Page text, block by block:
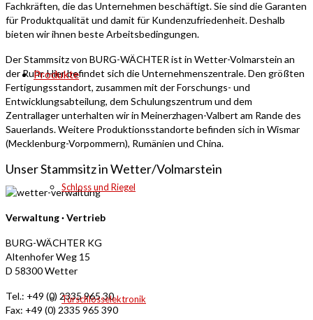
Produkte
Schloss und Riegel
Türschlosselektronik
Fachkräften, die das Unternehmen beschäftigt. Sie sind die Garanten
für Produktqualität und damit für Kundenzufriedenheit. Deshalb
bieten wir ihnen beste Arbeitsbedingungen.
Der Stammsitz von BURG-WÄCHTER ist in Wetter-Volmarstein an
der Ruhr. Hier befindet sich die Unternehmenszentrale. Den größten
Fertigungsstandort, zusammen mit der Forschungs- und
Entwicklungsabteilung, dem Schulungszentrum und dem
Zentrallager unterhalten wir in Meinerzhagen-Valbert am Rande des
Sauerlands. Weitere Produktionsstandorte befinden sich in Wismar
(Mecklenburg-Vorpommern), Rumänien und China.
Unser Stammsitz in Wetter/Volmarstein
Verwaltung · Vertrieb
BURG-WÄCHTER KG
Altenhofer Weg 15
D 58300 Wetter
Tel.: +49 (0) 2335 965 30
Fax: +49 (0) 2335 965 390